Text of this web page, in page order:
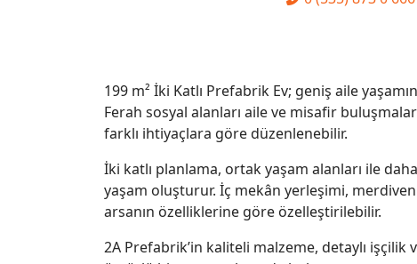
199 m² İki Katlı Prefabrik Ev; geniş aile
Ferah sosyal alanları aile ve misafir
farklı ihtiyaçlara göre düzenlenebilir.
İki katlı planlama, ortak yaşam alanları ile
yaşam oluşturur. İç mekân yerleşimi, merdiven
arsanın özelliklerine göre özelleştirilebilir.
2A Prefabrik’in kaliteli malzeme, detaylı işçilik